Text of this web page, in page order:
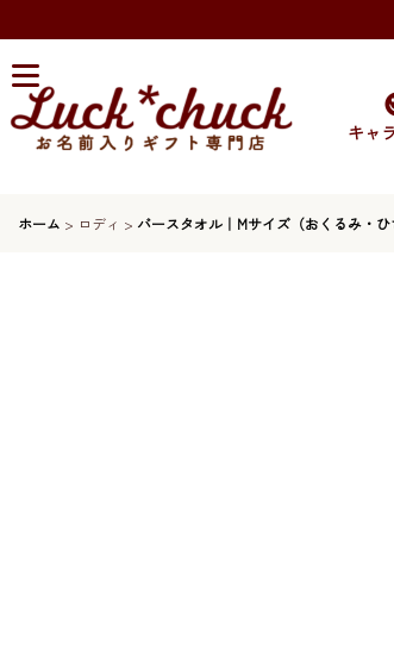
キャ
ホーム > ロディ > バースタオル｜Mサイズ（おくるみ・ひ